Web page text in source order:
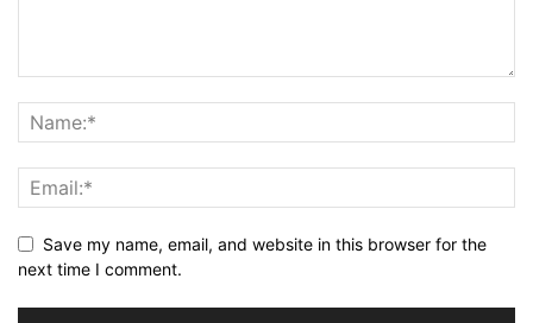
Save my name, email, and website in this browser for the
next time I comment.